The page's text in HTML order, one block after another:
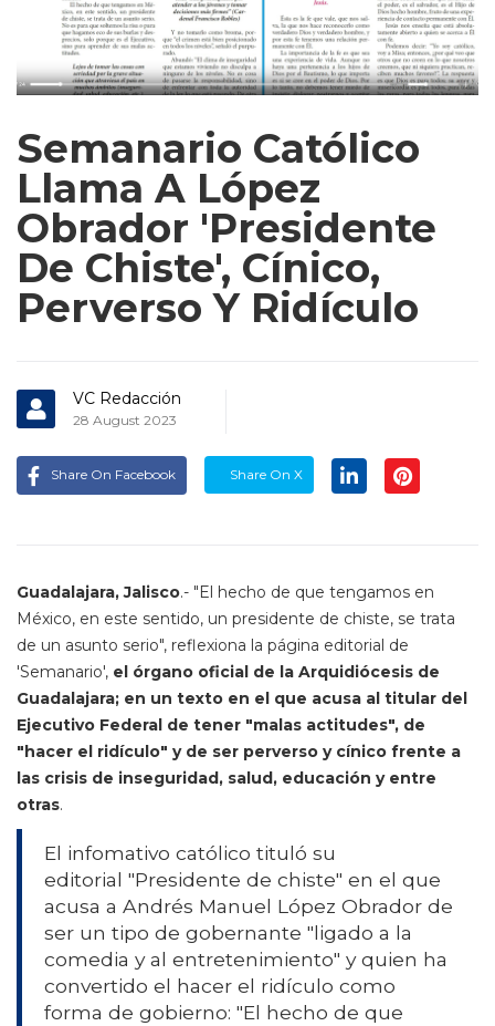
Semanario Católico
Llama A López
Obrador 'presidente
De Chiste', Cínico,
Perverso Y Ridículo
VC Redacción
28 August 2023
Share On Facebook Share On X
Guadalajara, Jalisco.- "El hecho de que tengamos en
México, en este sentido, un presidente de chiste, se trata
de un asunto serio", reflexiona la página editorial de
'Semanario', el órgano oficial de la Arquidiócesis de
Guadalajara; en un texto en el que acusa al titular del
Ejecutivo Federal de tener "malas actitudes", de
"hacer el ridículo" y de ser perverso y cínico frente a
las crisis de inseguridad, salud, educación y entre
otras.
El infomativo católico tituló su
editorial "Presidente de chiste" en el que
acusa a Andrés Manuel López Obrador de
ser un tipo de gobernante "ligado a la
comedia y al entretenimiento" y quien ha
convertido el hacer el ridículo como
forma de gobierno: "El hecho de que